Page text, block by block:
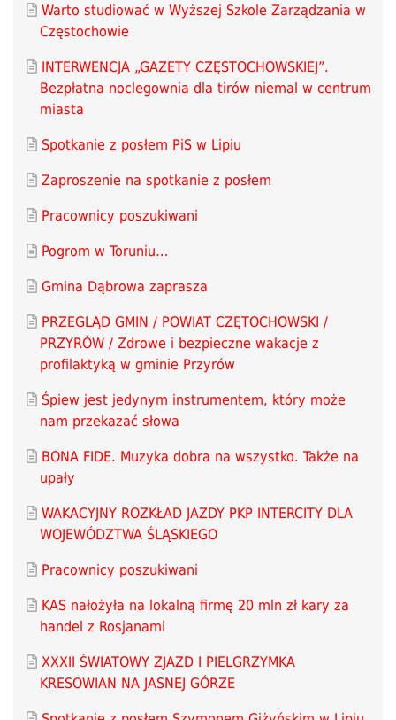
Warto studiować w Wyższej Szkole Zarządzania w
Częstochowie
INTERWENCJA „GAZETY CZĘSTOCHOWSKIEJ”.
Bezpłatna noclegownia dla tirów niemal w centrum
miasta
Spotkanie z posłem PiS w Lipiu
Zaproszenie na spotkanie z posłem
Pracownicy poszukiwani
Pogrom w Toruniu…
Gmina Dąbrowa zaprasza
PRZEGLĄD GMIN / POWIAT CZĘTOCHOWSKI /
PRZYRÓW / Zdrowe i bezpieczne wakacje z
profilaktyką w gminie Przyrów
Śpiew jest jedynym instrumentem, który może
nam przekazać słowa
BONA FIDE. Muzyka dobra na wszystko. Także na
upały
WAKACYJNY ROZKŁAD JAZDY PKP INTERCITY DLA
WOJEWÓDZTWA ŚLĄSKIEGO
Pracownicy poszukiwani
KAS nałożyła na lokalną firmę 20 mln zł kary za
handel z Rosjanami
XXXII ŚWIATOWY ZJAZD I PIELGRZYMKA
KRESOWIAN NA JASNEJ GÓRZE